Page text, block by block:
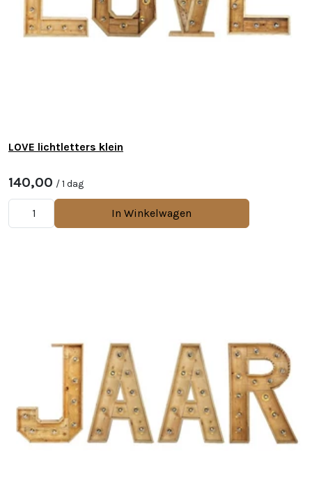
LOVE lichtletters klein
140,00 / 1 dag
In Winkelwagen